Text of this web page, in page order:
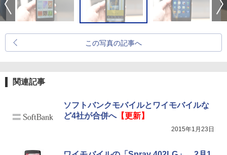
この写真の記事へ
関連記事
ソフトバンクモバイルとワイモバイルな
ど4社が合併へ【更新】
2015年1月23日